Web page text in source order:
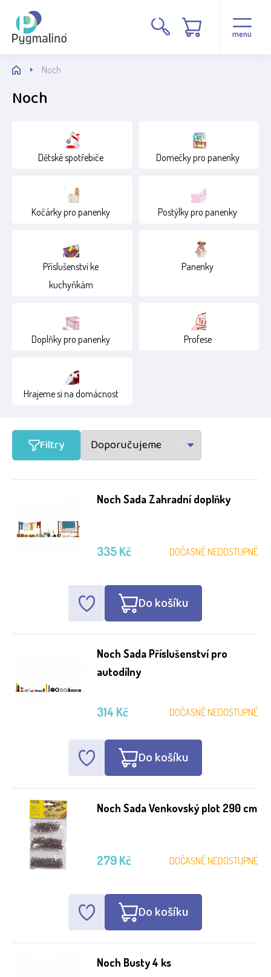
menu
Cena
Běžné zboží
Novinka
1+
12+
2+
Noch
Noch
Dětské spotřebiče Domečky pro panenky
Kočárky pro panenky Postýlky pro panenky
Příslušenství ke
kuchyňkám
Panenky
Doplňky pro panenky Profese
Hrajeme si na domácnost
Filtry
Noch Sada Zahradní doplňky
DOČASNĚ NEDOSTUPNÉ
335 Kč
Do košíku
Noch Sada Příslušenství pro
autodílny
DOČASNĚ NEDOSTUPNÉ
314 Kč
Do košíku
Noch Sada Venkovský plot 290 cm
DOČASNĚ NEDOSTUPNÉ
279 Kč
Do košíku
Noch Busty 4 ks